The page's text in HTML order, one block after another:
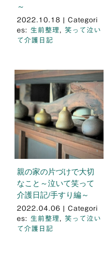
～
2022.10.18
Categori
es: 生前整理 , 笑って泣い
て介護日記
親の家の片づけで大切
なこと～泣いて笑って
介護日記/手すり編～
2022.04.06
Categori
es: 生前整理 , 笑って泣い
て介護日記